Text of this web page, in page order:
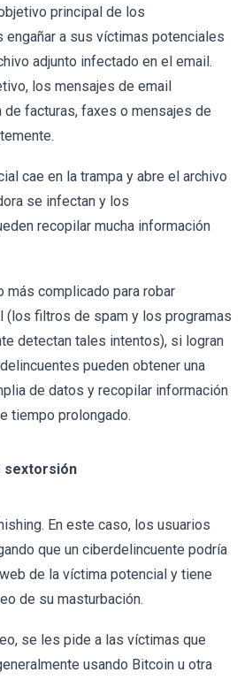
principal de los
a sus víctimas potenciales
adjunto infectado en el email.
los mensajes de email
de facturas, faxes o mensajes de
cae en la trampa y abre el archivo
se infectan y los
recopilar mucha información
más complicado para robar
(los filtros de spam y los programas
detectan tales intentos), si logran
pueden obtener una
de datos y recopilar información
tiempo prolongado.
sextorsión
En este caso, los usuarios
que un ciberdelincuente podría
de la víctima potencial y tiene
de su masturbación.
se les pide a las víctimas que
usando Bitcoin u otra